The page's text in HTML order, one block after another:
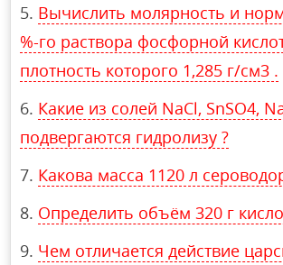
Вычислить молярность и
%-го раствора фосфорной
плотность которого 1,285 г/см3 .
Какие из солей NaCl, SnSO4,
подвергаются гидролизу ?
Какова масса 1120 л
Определить объём 320 г
Чем отличается действие